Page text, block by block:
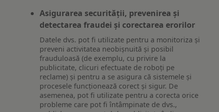
Asigurarea securității, prevenirea și
detectarea fraudei și corectarea erorilor
Datele dvs. pot fi utilizate pentru a monitoriza și
preveni activitatea neobișnuită și posibil
frauduloasă (de exemplu, cu privire la
publicitate, clicuri efectuate de roboți pe
reclame) și pentru a se asigura că sistemele și
procesele funcționează corect și sigur. De
asemenea, pot fi utilizate pentru a corecta orice
probleme care pot fi întâmpinate de dvs.,